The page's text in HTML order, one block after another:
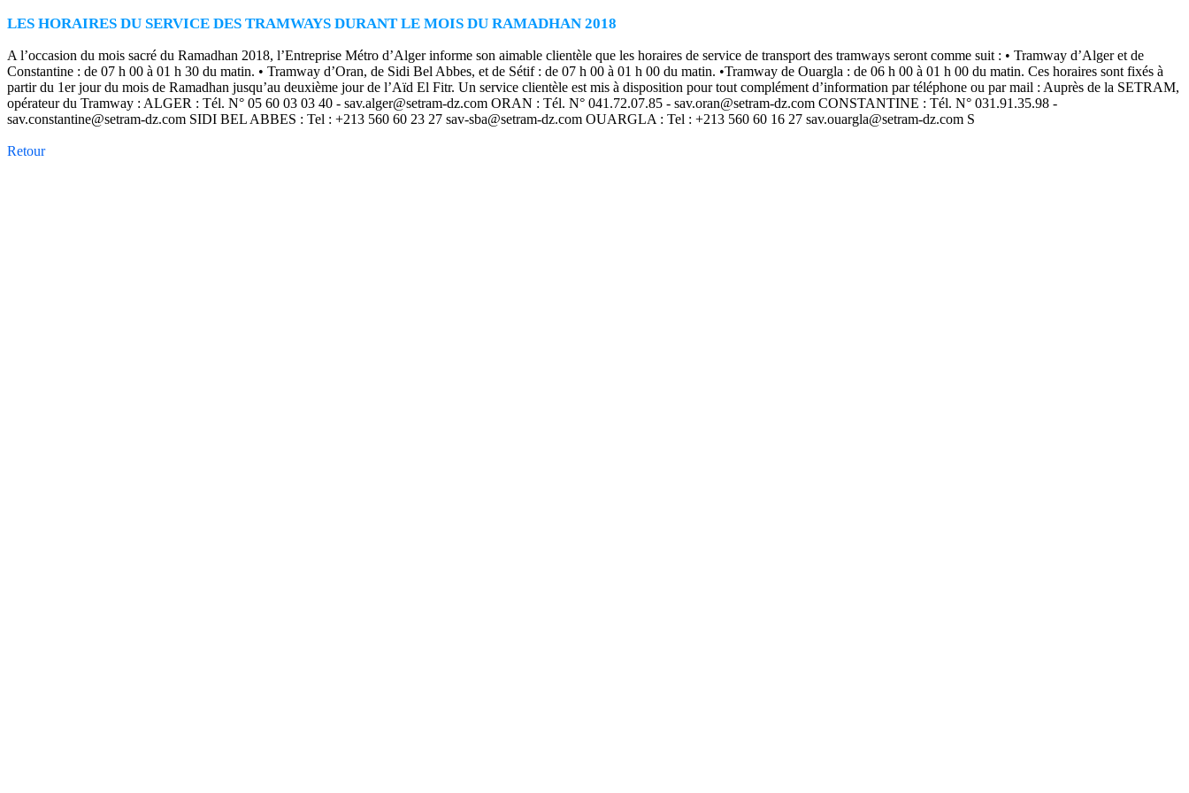
LES HORAIRES DU SERVICE DES TRAMWAYS DURANT LE MOIS DU RAMADHAN 2018
A l’occasion du mois sacré du Ramadhan 2018, l’Entreprise Métro d’Alger informe son aimable clientèle que les horaires de service de transport des tramways seront comme suit : • Tramway d’Alger et de
Constantine : de 07 h 00 à 01 h 30 du matin. • Tramway d’Oran, de Sidi Bel Abbes, et de Sétif : de 07 h 00 à 01 h 00 du matin. •Tramway de Ouargla : de 06 h 00 à 01 h 00 du matin. Ces horaires sont fixés à
partir du 1er jour du mois de Ramadhan jusqu’au deuxième jour de l’Aïd El Fitr. Un service clientèle est mis à disposition pour tout complément d’information par téléphone ou par mail : Auprès de la SETRAM,
opérateur du Tramway : ALGER : Tél. N° 05 60 03 03 40 - sav.alger@setram-dz.com ORAN : Tél. N° 041.72.07.85 - sav.oran@setram-dz.com CONSTANTINE : Tél. N° 031.91.35.98 -
sav.constantine@setram-dz.com SIDI BEL ABBES : Tel : +213 560 60 23 27 sav-sba@setram-dz.com OUARGLA : Tel : +213 560 60 16 27 sav.ouargla@setram-dz.com S
Retour